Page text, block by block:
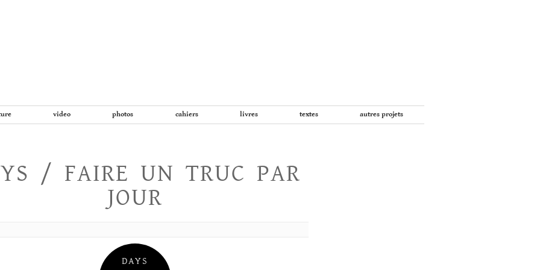
video photos cahiers livres textes autres projets
/ FAIRE UN TRUC PAR
JOUR
DAYS